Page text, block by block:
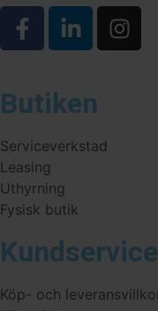
Butiken
Serviceverkstad
Leasing
Uthyrning
Fysisk butik
Kundservice
Köp- och